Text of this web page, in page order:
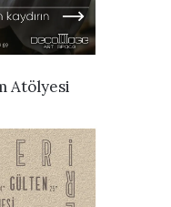
Atölyesi